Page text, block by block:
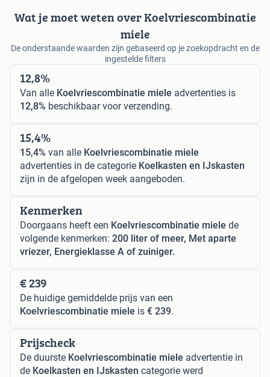
Wat je moet weten over Koelvriescombinatie
miele
De onderstaande waarden zijn gebaseerd op je zoekopdracht en de
ingestelde filters
12,8%
Van alle Koelvriescombinatie miele advertenties is
12,8% beschikbaar voor verzending.
15,4%
15,4% van alle Koelvriescombinatie miele
advertenties in de categorie Koelkasten en IJskasten
zijn in de afgelopen week aangeboden.
Kenmerken
Doorgaans heeft een Koelvriescombinatie miele de
volgende kenmerken: 200 liter of meer, Met aparte
vriezer, Energieklasse A of zuiniger.
€ 239
De huidige gemiddelde prijs van een
Koelvriescombinatie miele is € 239.
Prijscheck
De duurste Koelvriescombinatie miele advertentie in
de Koelkasten en IJskasten categorie werd